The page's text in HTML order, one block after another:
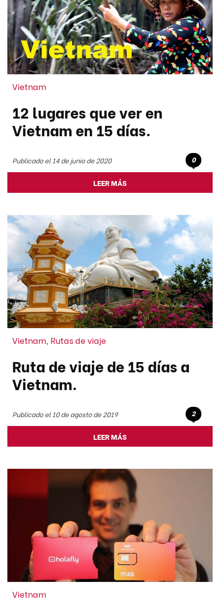
Vietnam
12 lugares que ver en
Vietnam en 15 días.
Publicado el 14 de junio de 2020 0
LEER MÁS
Vietnam, Rutas de viaje
Ruta de viaje de 15 días a
Vietnam.
Publicado el 10 de agosto de 2019 2
LEER MÁS
Vietnam